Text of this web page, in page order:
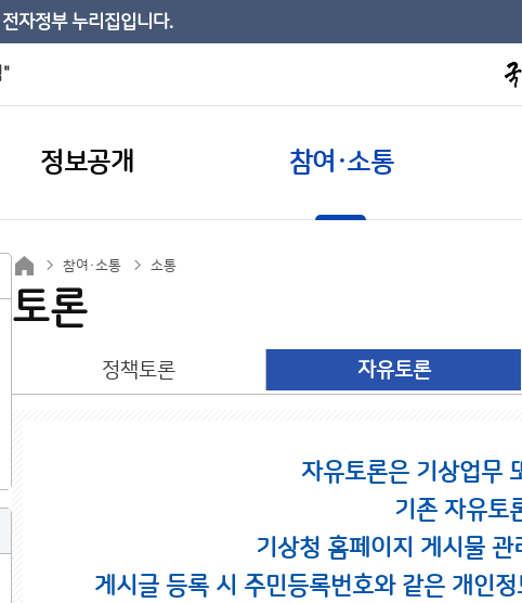
자정부 누리집입니다.
"
정보공개 참여·소통
참여·소통 소통
토론
정책토론 자유토론
자유토론은 기상업무
기존 자유토
기상청 홈페이지 게시물
게시글 등록 시 주민등록번호와 같은 개인